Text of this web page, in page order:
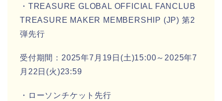
・TREASURE GLOBAL OFFICIAL FANCLUB
TREASURE MAKER MEMBERSHIP (JP) 第2
弾先行
受付期間：2025年7月19日(土)15:00～2025年7
月22日(火)23:59
・ローソンチケット先行